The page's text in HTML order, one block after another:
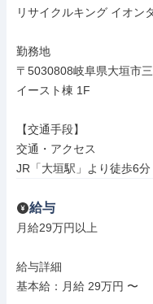
リサイクルキング イオン
勤務地
〒5030808岐阜県大垣市
イースト棟 1F
【交通手段】
交通・アクセス
JR「大垣駅」より徒歩6分
給与
月給29万円以上
給与詳細
基本給：月給 29万円 〜